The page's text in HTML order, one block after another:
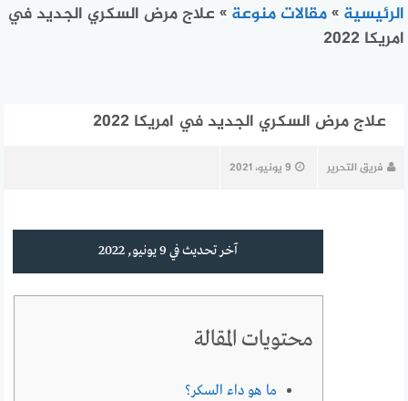
الرئيسية »مقالات منوعة » علاج مرض السكري الجديد في
امريكا 2022
علاج مرض السكري الجديد في امريكا 2022
فريق التحرير 9 يونيو، 2021
آخر تحديث في 9 يونيو, 2022
محتويات المقالة
ما هو داء السكر؟